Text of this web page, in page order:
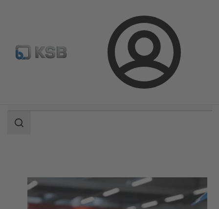
Connexion
Configurer un produit KSB Select Recherche
Champ